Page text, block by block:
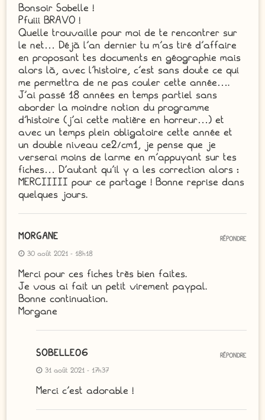
Bonsoir Sobelle !
Pfuiii BRAVO !
Quelle trouvaille pour moi de te rencontrer sur
le net… Déjà l’an dernier tu m’as tiré d’affaire
en proposant tes documents en géographie mais
alors là, avec l’histoire, c’est sans doute ce qui
me permettra de ne pas couler cette année….
J’ai passé 18 années en temps partiel sans
aborder la moindre notion du programme
d’histoire (j’ai cette matière en horreur…) et
avec un temps plein obligatoire cette année et
un double niveau ce2/cm1, je pense que je
verserai moins de larme en m’appuyant sur tes
fiches… D’autant qu’il y a les correction alors :
MERCIIIII pour ce partage ! Bonne reprise dans
quelques jours.
MORGANE
30 août 2021 - 18h18
Merci pour ces fiches très bien faites.
Je vous ai fait un petit virement paypal.
Bonne continuation.
Morgane
RÉPONDRE
SOBELLE06
31 août 2021 - 17h37
Merci c’est adorable !
RÉPONDRE